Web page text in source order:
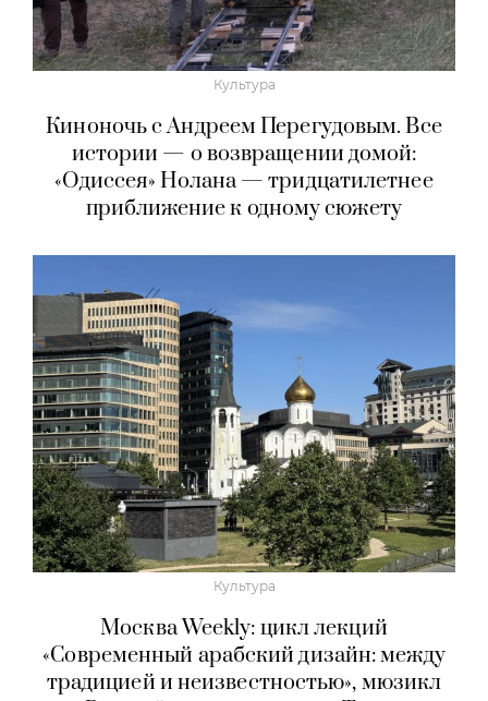
Культура
Киноночь с Андреем Перегудовым. Все
истории — о возвращении домой:
«Одиссея» Нолана — тридцатилетнее
приближение к одному сюжету
Культура
Москва Weekly: цикл лекций
«Современный арабский дизайн: между
традицией и неизвестностью», мюзикл